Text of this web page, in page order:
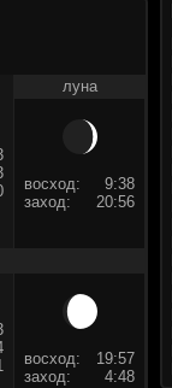
луна
восход:
9:38
заход:
20:56
восход:
19:57
заход:
4:48